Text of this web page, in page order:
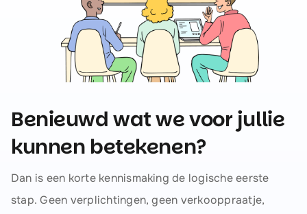
Benieuwd wat we voor jullie
kunnen betekenen?
Dan is een korte kennismaking de logische eerste
stap. Geen verplichtingen, geen verkooppraatje,